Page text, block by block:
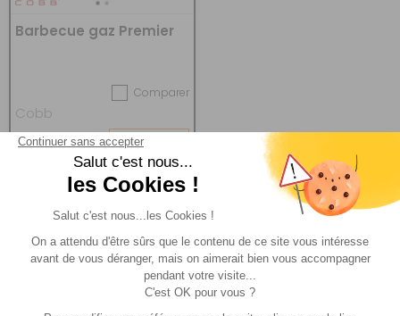
Barbecue gaz Premier
Comparer
Cobb
Réf : 016436 DESTOCKAGE
(1)
ACHETER 139 €